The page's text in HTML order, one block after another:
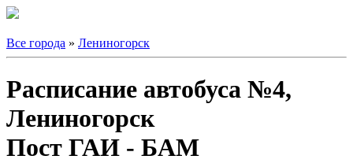
Все города » Лениногорск
Расписание автобуса №4,
Лениногорск
Пост ГАИ - БАМ